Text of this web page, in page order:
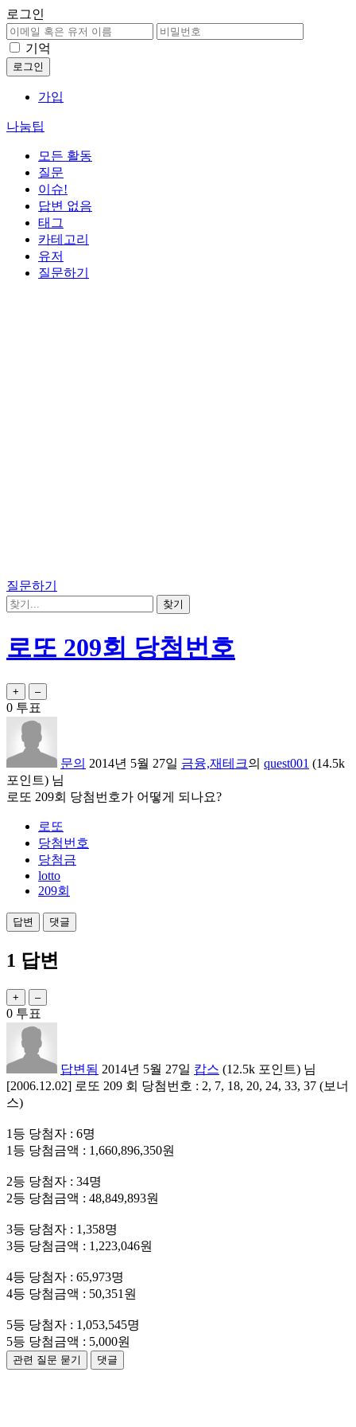
로그인
기억
가입
나눔팁
모든 활동
질문
이슈!
답변 없음
태그
카테고리
유저
질문하기
질문하기
로또 209회 당첨번호
0 투표
문의 2014년 5월 27일 금융,재테크의 quest001 (14.5k
포인트) 님
로또 209회 당첨번호가 어떻게 되나요?
로또
당첨번호
당첨금
lotto
209회
1 답변
0 투표
답변됨 2014년 5월 27일 캅스 (12.5k 포인트) 님
[2006.12.02] 로또 209 회 당첨번호 : 2, 7, 18, 20, 24, 33, 37 (보너
스)
1등 당첨자 : 6명
1등 당첨금액 : 1,660,896,350원
2등 당첨자 : 34명
2등 당첨금액 : 48,849,893원
3등 당첨자 : 1,358명
3등 당첨금액 : 1,223,046원
4등 당첨자 : 65,973명
4등 당첨금액 : 50,351원
5등 당첨자 : 1,053,545명
5등 당첨금액 : 5,000원